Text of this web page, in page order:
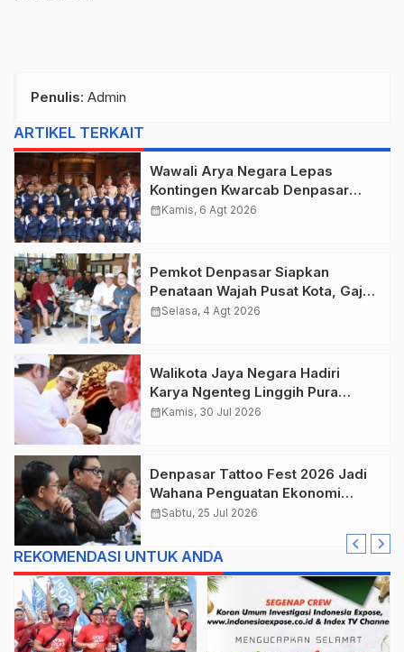
Penulis: Admin
ARTIKEL TERKAIT
Wawali Arya Negara Lepas
Kontingen Kwarcab Denpasar
Menuju Jambore Nasional XII
calendar_monthKamis, 6 Agt 2026
Pemkot Denpasar Siapkan
Penataan Wajah Pusat Kota, Gajah
Mada Jadi Salah Satu Kawasan
calendar_monthSelasa, 4 Agt 2026
Walikota Jaya Negara Hadiri
Karya Ngenteg Linggih Pura
Gunung Sari Desa Adat Peraupan
calendar_monthKamis, 30 Jul 2026
Denpasar Tattoo Fest 2026 Jadi
Wahana Penguatan Ekonomi
Kreatif Kota.
calendar_monthSabtu, 25 Jul 2026
REKOMENDASI UNTUK ANDA